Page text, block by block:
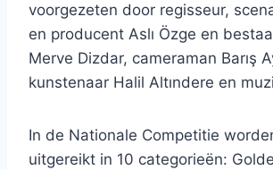
voorgezeten door regisseur,
en producent Aslı Özge en
Merve Dizdar, cameraman Barış
kunstenaar Halil Altındere en
In de Nationale Competitie
uitgereikt in 10 categorieën: